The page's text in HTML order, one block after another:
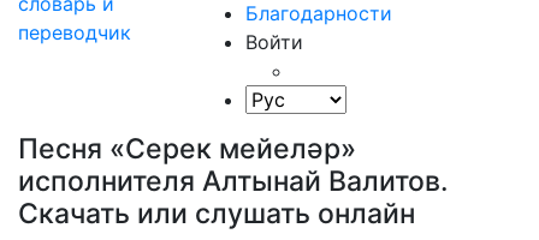
Благодарности
Войти
Песня «Серек мейеләр»
исполнителя Алтынай Валитов.
Скачать или слушать онлайн